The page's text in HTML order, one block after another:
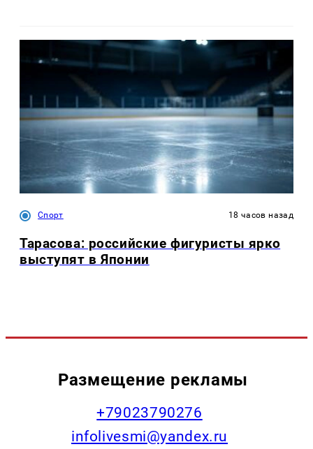
Спорт 18 часов назад
Тарасова: российские фигуристы ярко
выступят в Японии
Размещение рекламы
+79023790276
infolivesmi@yandex.ru